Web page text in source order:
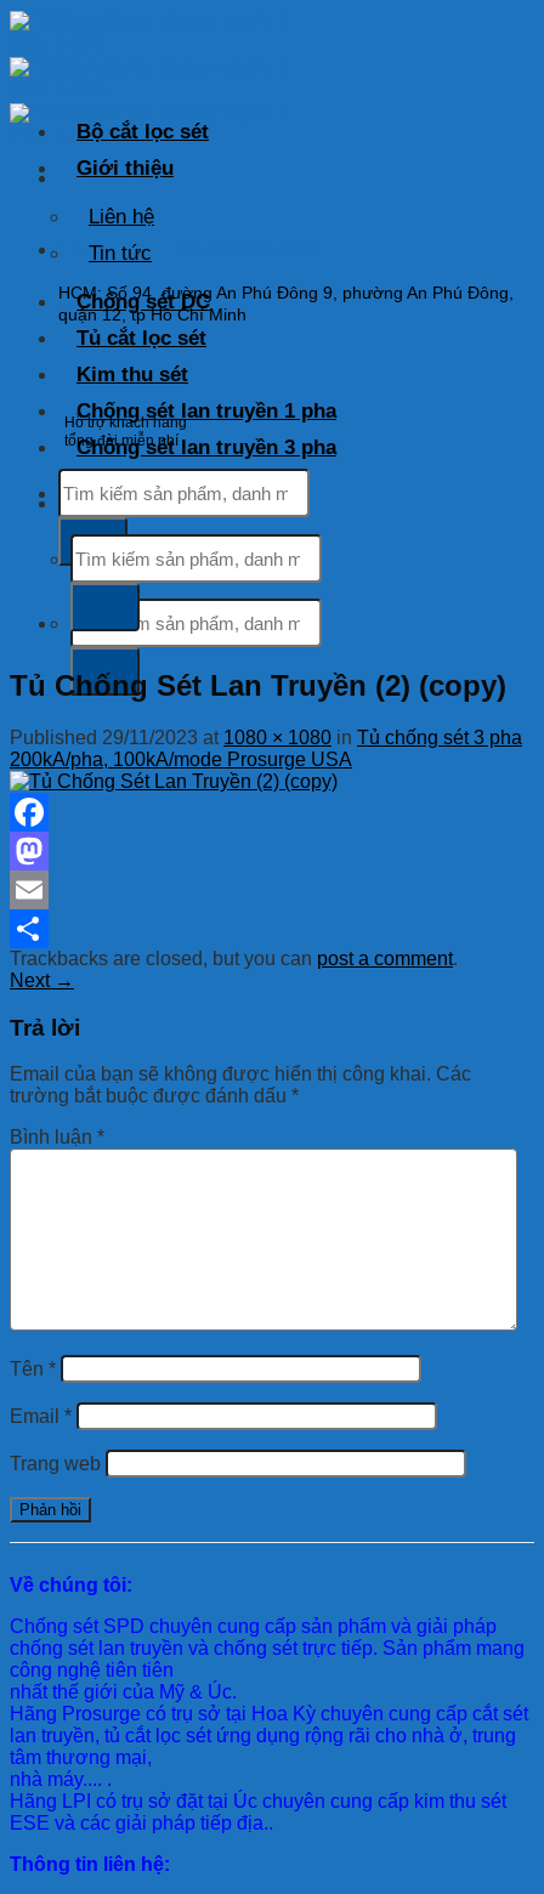
Skip
content
HOTLINE: 0925 038 097
HCM: Số 94, đường An Phú Đông 9, phường An Phú Đông,
quận 12, tp Hồ Chí Minh
Hỗ trợ khách hàng
tổng đài miễn phí
Tìm
kiếm:
kiếm:
Bộ cắt lọc sét
Giới thiệu
Liên hệ
Tin tức
Chống sét DC
Tủ cắt lọc sét
Kim thu sét
Chống sét lan truyền 1 pha
Chống sét lan truyền 3 pha
Tìm
kiếm:
Tủ Chống Sét Lan Truyền (2) (copy)
Published 29/11/2023 at 1080 × 1080 in Tủ chống sét 3 pha
200kA/pha, 100kA/mode Prosurge USA
Facebook
Mastodon
Email
Share
Trackbacks are closed, but you can post a comment.
Next →
Trả lời
Email của bạn sẽ không được hiển thị công khai. Các
trường bắt buộc được đánh dấu *
Bình luận *
Tên *
Email *
Trang web
Về chúng tôi:
Chống sét SPD chuyên cung cấp sản phẩm và giải pháp
chống sét lan truyền và chống sét trực tiếp. Sản phẩm mang
công nghệ tiên tiên
nhất thế giới của Mỹ & Úc.
Hãng Prosurge có trụ sở tại Hoa Kỳ chuyên cung cấp cắt sét
lan truyền, tủ cắt lọc sét ứng dụng rộng rãi cho nhà ở, trung
tâm thương mại,
nhà máy.... .
Hãng LPI có trụ sở đặt tại Úc chuyên cung cấp kim thu sét
ESE và các giải pháp tiếp địa..
Thông tin liên hệ: